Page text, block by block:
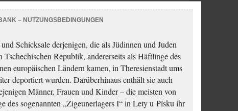
– NUTZUNGSBEDINGUNGEN
Schicksale derjenigen, die als Jüdinnen und Juden
Tschechischen Republik, andererseits als Häftlinge des
europäischen Ländern kamen, in Theresienstadt ums
deportiert wurden. Darüberhinaus enthält sie auch
Männer, Frauen und Kinder – die meisten von
des sogenannten „Zigeunerlagers I“ in Lety u Písku ihr